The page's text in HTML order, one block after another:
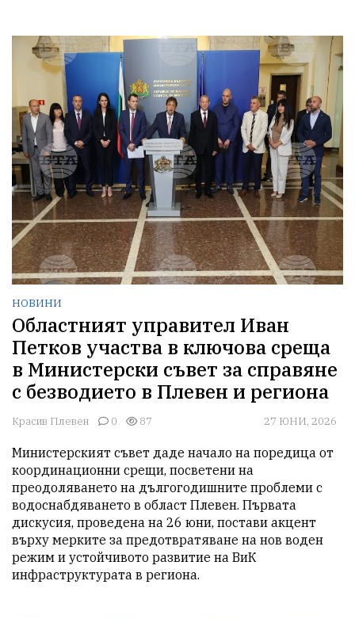
НОВИНИ
Областният управител Иван
Петков участва в ключова среща
в Министерски съвет за справяне
с безводието в Плевен и региона
Красив Плевен 0 87 27 ЮНИ, 2026
Министерският съвет даде начало на поредица от
координационни срещи, посветени на
преодоляването на дългогодишните проблеми с
водоснабдяването в област Плевен. Първата
дискусия, проведена на 26 юни, постави акцент
върху мерките за предотвратяване на нов воден
режим и устойчивото развитие на ВиК
инфраструктурата в региона.